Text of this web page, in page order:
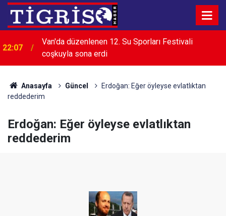
22:07
Van'da düzenlenen 12. Su Sporları Festivali
coşkuyla sona erdi
Anasayfa Güncel
Erdoğan: Eğer öyleyse evlatlıktan
reddederim
Erdoğan: Eğer öyleyse evlatlıktan
reddederim